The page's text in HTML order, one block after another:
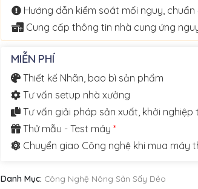
Hướng dẫn kiểm soát mối nguy, chuẩn
Cung cấp thông tin nhà cung ứng
MIỄN PHÍ
Thiết kế Nhãn, bao bì sản phẩm
Tư vấn setup nhà xưởng
Tư vấn giải pháp sản xuất, khởi nghiệp
Thử mẫu - Test máy *
Chuyển giao Công nghệ khi mua máy
Danh Mục: Công Nghệ Nông Sản Sấy Dẻo